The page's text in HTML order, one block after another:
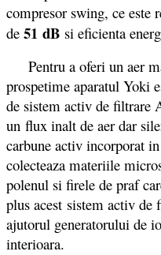
compresor swing, ce este
de 51 dB si eficienta
Pentru a oferi un aer
prospetime aparatul Yoki
de sistem activ de filtrare
un flux inalt de aer dar
carbune activ incorporat
colecteaza materiile
polenul si firele de praf
plus acest sistem activ de
ajutorul generatorului de
interioara.